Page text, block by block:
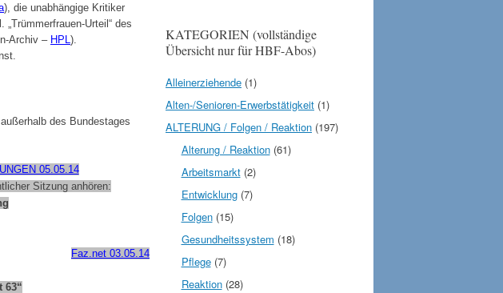
), die unabhängige Kritiker
Urteil“ des
Archiv – HPL ).
des Bundestages
05.05.14
Sitzung anhören:
Faz.net 03.05.14
63“
KATEGORIEN (vollständige
Übersicht nur für HBF-Abos)
Alleinerziehende (1)
Alten-/Senioren-Erwerbstätigkeit (1)
ALTERUNG / Folgen / Reaktion (197)
Alterung / Reaktion(61)
Arbeitsmarkt(2)
Entwicklung(7)
Folgen(15)
Gesundheitssystem (18)
Pflege(7)
Reaktion(28)